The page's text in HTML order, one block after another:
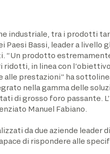
industriale, tra i prodotti
Paesi Bassi, leader a
“Un prodotto
in linea con
prestazioni” ha
nella gamma delle
di grosso foro passante.
Manuel Fabiano.
da due aziende leader
di rispondere alle